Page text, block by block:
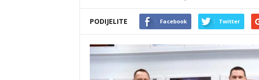
PODIJELITE Facebook Twitter